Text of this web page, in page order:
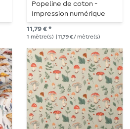
Popeline de coton -
Impression numérique
Champignons Blancs
11,79 € *
1 mètre(s) | 11,79 € / mètre(s)